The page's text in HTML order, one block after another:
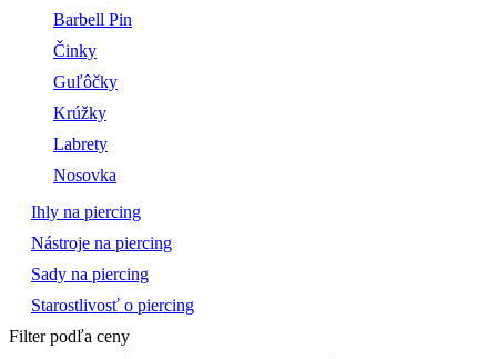
Barbell Pin
Činky
Guľôčky
Krúžky
Labrety
Nosovka
Ihly na piercing
Nástroje na piercing
Sady na piercing
Starostlivosť o piercing
Filter podľa ceny